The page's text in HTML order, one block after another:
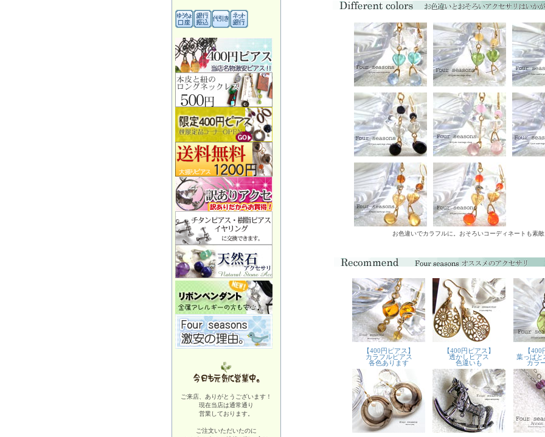
ご来店、ありがとうございます！
現在当店は通常通り
営業しております。
ご注文いただいたのに
お色違いでカラフルに。おそろいコーディネートも素敵